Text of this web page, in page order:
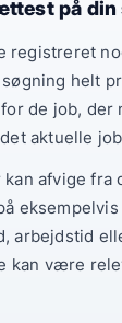
på din
registreret
søgning helt
de job, der
aktuelle
afvige fra
eksempelvis
arbejdstid
kan være